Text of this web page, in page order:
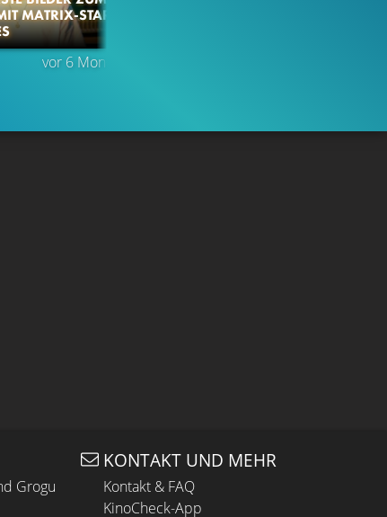
MATRIX-STAR
vor 6 Monaten
Grogu
KONTAKT UND MEHR
Kontakt & FAQ
KinoCheck-App